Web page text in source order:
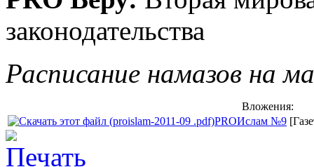
законодательства
Расписание намазов на
Вложения:
PROИслам №9